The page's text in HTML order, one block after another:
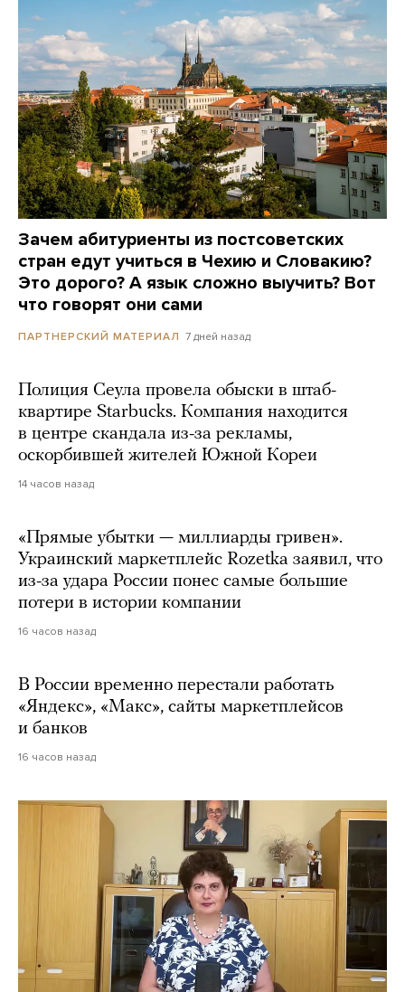
Зачем абитуриенты из постсоветских
стран едут учиться в Чехию и Словакию?
Это дорого? А язык сложно выучить? Вот
что говорят они сами
ПАРТНЕРСКИЙ МАТЕРИАЛ 7 дней назад
Полиция Сеула провела обыски в штаб-
квартире Starbucks. Компания находится
в центре скандала из-за рекламы,
оскорбившей жителей Южной Кореи
14 часов назад
«Прямые убытки — миллиарды гривен».
Украинский маркетплейс Rozetka заявил, что
из-за удара России понес самые большие
потери в истории компании
16 часов назад
В России временно перестали работать
«Яндекс», «Макс», сайты маркетплейсов
и банков
16 часов назад